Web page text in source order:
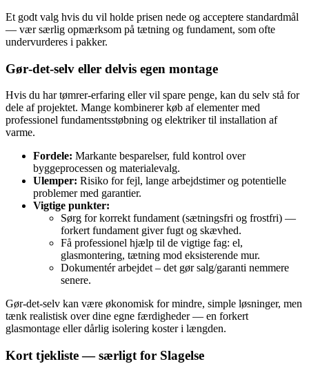
Et godt valg hvis du vil holde prisen nede og acceptere standardmål
— vær særlig opmærksom på tætning og fundament, som ofte
undervurderes i pakker.
Gør‑det‑selv eller delvis egen montage
Hvis du har tømrer‑erfaring eller vil spare penge, kan du selv stå for
dele af projektet. Mange kombinerer køb af elementer med
professionel fundamentsstøbning og elektriker til installation af
varme.
Fordele: Markante besparelser, fuld kontrol over
byggeprocessen og materialevalg.
Ulemper: Risiko for fejl, lange arbejdstimer og potentielle
problemer med garantier.
Vigtige punkter:
Sørg for korrekt fundament (sætningsfri og frostfri) —
forkert fundament giver fugt og skævhed.
Få professionel hjælp til de vigtige fag: el,
glasmontering, tætning mod eksisterende mur.
Dokumentér arbejdet – det gør salg/garanti nemmere
senere.
Gør‑det‑selv kan være økonomisk for mindre, simple løsninger, men
tænk realistisk over dine egne færdigheder — en forkert
glasmontage eller dårlig isolering koster i længden.
Kort tjekliste — særligt for Slagelse